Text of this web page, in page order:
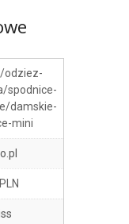
odziez-
spodnice-
damskie-
mini